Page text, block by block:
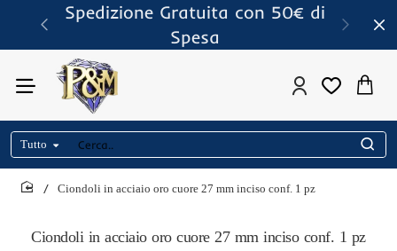
Spedizione Gratuita con 50€ di
Spesa
Tutto
Cerca..
Ciondoli in acciaio oro cuore 27 mm inciso conf. 1 pz
Ciondoli in acciaio oro cuore 27 mm inciso conf. 1 pz